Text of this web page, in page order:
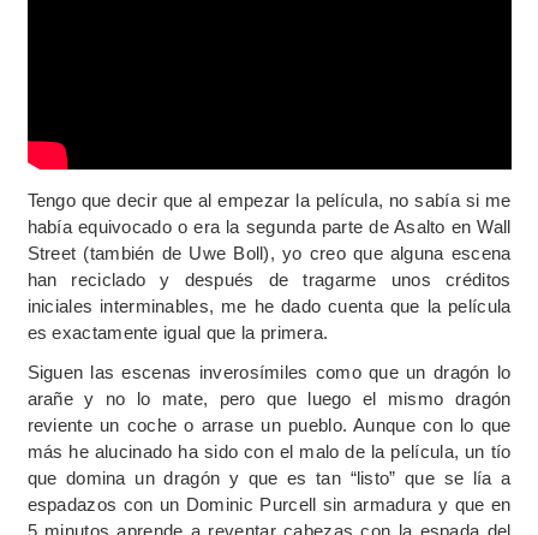
Tengo que decir que al empezar la película, no sabía si me
había equivocado o era la segunda parte de Asalto en Wall
Street (también de Uwe Boll), yo creo que alguna escena
han reciclado y después de tragarme unos créditos
iniciales interminables, me he dado cuenta que la película
es exactamente igual que la primera.
Siguen las escenas inverosímiles como que un dragón lo
arañe y no lo mate, pero que luego el mismo dragón
reviente un coche o arrase un pueblo. Aunque con lo que
más he alucinado ha sido con el malo de la película, un tío
que domina un dragón y que es tan “listo” que se lía a
espadazos con un Dominic Purcell sin armadura y que en